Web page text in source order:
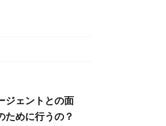
ジェントとの面
ために行うの？